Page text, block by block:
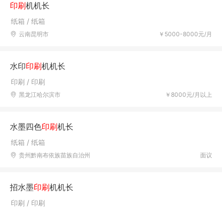
印刷机机长
纸箱 / 纸箱
￥5000-8000元/月
云南昆明市
水印印刷机机长
印刷 / 印刷
￥8000元/月以上
黑龙江哈尔滨市
水墨四色印刷机长
纸箱 / 纸箱
面议
贵州黔南布依族苗族自治州
招水墨印刷机机长
印刷 / 印刷